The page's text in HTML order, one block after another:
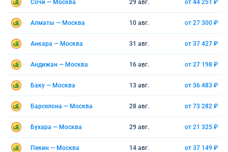
Сочи — Москва 29 авг. от 44 251 ₽
Алматы — Москва 10 авг. от 27 300 ₽
Анкара — Москва 31 авг. от 37 427 ₽
Андижан — Москва 16 авг. от 27 198 ₽
Баку — Москва 13 авг. от 36 483 ₽
Барселона — Москва 28 авг. от 73 282 ₽
Бухара — Москва 29 авг. от 21 325 ₽
Пекин — Москва 14 авг. от 37 149 ₽